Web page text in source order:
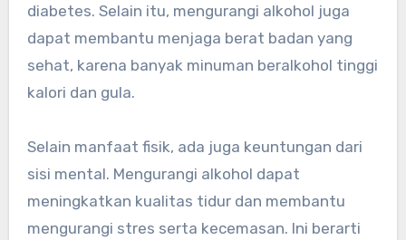
diabetes. Selain itu, mengurangi alkohol juga
dapat membantu menjaga berat badan yang
sehat, karena banyak minuman beralkohol tinggi
kalori dan gula.
Selain manfaat fisik, ada juga keuntungan dari
sisi mental. Mengurangi alkohol dapat
meningkatkan kualitas tidur dan membantu
mengurangi stres serta kecemasan. Ini berarti